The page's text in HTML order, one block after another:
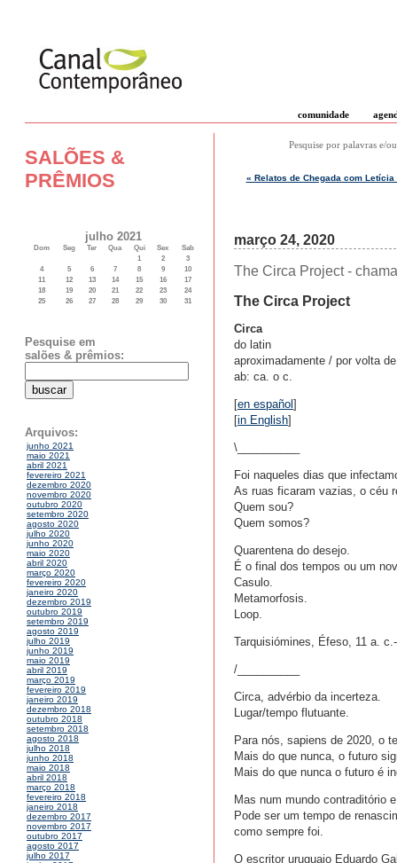
comunidade
SALÕES &
PRÊMIOS
julho 2021
Dom Seg Ter Qua Qui Sex
Sab
1
2
3
4
5 6 7 8 9
10
11
12 13 14 15 16
17
18
19 20 21 22 23
24
25
26 27 28 29 30 31
Pesquise em
salões & prêmios:
Arquivos:
junho 2021
maio 2021
abril 2021
fevereiro 2021
dezembro 2020
novembro 2020
outubro 2020
setembro 2020
agosto 2020
julho 2020
junho 2020
maio 2020
abril 2020
março 2020
fevereiro 2020
janeiro 2020
dezembro 2019
outubro 2019
setembro 2019
agosto 2019
julho 2019
junho 2019
maio 2019
abril 2019
março 2019
fevereiro 2019
janeiro 2019
dezembro 2018
outubro 2018
setembro 2018
agosto 2018
julho 2018
junho 2018
maio 2018
abril 2018
março 2018
fevereiro 2018
janeiro 2018
dezembro 2017
novembro 2017
outubro 2017
agosto 2017
julho 2017
Pesquise por palavras e/
« Relatos de Chegada com
março 24, 2020
The Circa Project -
The Circa Project
Circa
do latin
aproximadamente / por volta de
ab: ca. o c.
[en español ]
[in English]
\__________
Foi naqueles dias que
As ruas ficaram vazias, o céu
Quem sou?
Quem somos?
Quarentena do desejo.
É o final dos tempos ou um
Casulo.
Metamorfosis.
Loop.
Tarquisiómines, Éfeso, 11 a.
/__________
Circa, advérbio da incerteza.
Lugar/tempo flutuante.
Para nós, sapiens de 2020, o
Mais do que nunca, o futuro
Mais do que nunca o futuro é
Mas num mundo contraditório
Pode ser um tempo de
como sempre foi.
O escritor uruguaio Eduardo